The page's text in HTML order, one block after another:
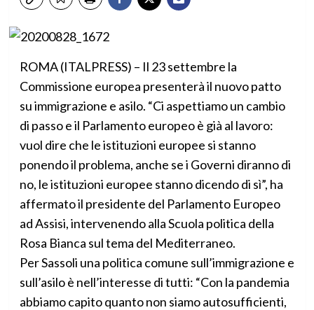
ROMA (ITALPRESS) – Il 23 settembre la
Commissione europea presenterà il nuovo patto
su immigrazione e asilo. “Ci aspettiamo un cambio
di passo e il Parlamento europeo è già al lavoro:
vuol dire che le istituzioni europee si stanno
ponendo il problema, anche se i Governi diranno di
no, le istituzioni europee stanno dicendo di sì”, ha
affermato il presidente del Parlamento Europeo
ad Assisi, intervenendo alla Scuola politica della
Rosa Bianca sul tema del Mediterraneo.
Per Sassoli una politica comune sull’immigrazione e
sull’asilo è nell’interesse di tutti: “Con la pandemia
abbiamo capito quanto non siamo autosufficienti,